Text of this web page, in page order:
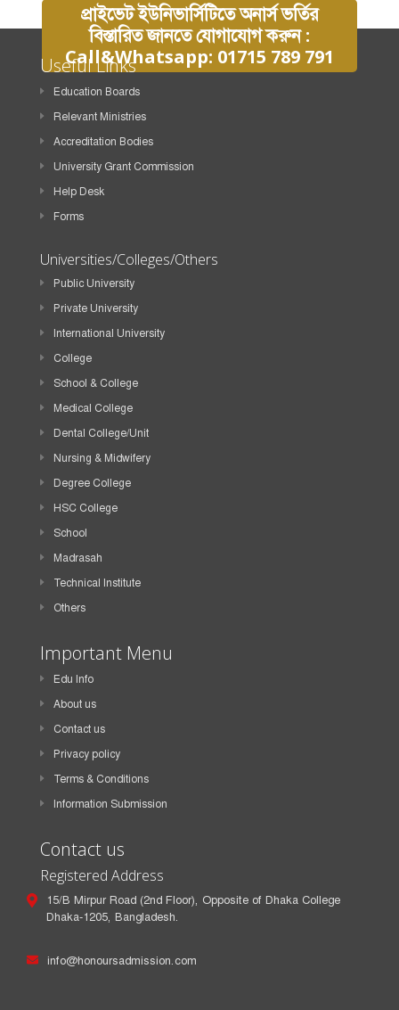
প্রাইভেট ইউনিভার্সিটিতে অনার্স ভর্তির
বিস্তারিত জানতে যোগাযোগ করুন :
Call&Whatsapp: 01715 789 791
Useful Links
Education Boards
Relevant Ministries
Accreditation Bodies
University Grant Commission
Help Desk
Forms
Universities/Colleges/Others
Public University
Private University
International University
College
School & College
Medical College
Dental College/Unit
Nursing & Midwifery
Degree College
HSC College
School
Madrasah
Technical Institute
Others
Important Menu
Edu Info
About us
Contact us
Privacy policy
Terms & Conditions
Information Submission
Contact us
Registered Address
15/B Mirpur Road (2nd Floor), Opposite of Dhaka College
Dhaka-1205, Bangladesh.
info@honoursadmission.com